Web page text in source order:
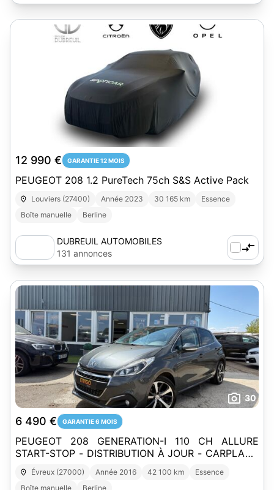
12 990 € GARANTIE 12 MOIS
PEUGEOT 208 1.2 PureTech 75ch S&S Active Pack
Louviers (27400) Année 2023 30 165 km
Essence
Boîte manuelle
Berline
DUBREUIL AUTOMOBILES
131 annonces
30
6 490 € GARANTIE 6 MOIS
PEUGEOT 208 GENERATION-I 110 CH ALLURE
START-STOP - DISTRIBUTION À JOUR - CARPLAY -
GPS - RADAR DE RECUL
Évreux (27000) Année 2016 42 100 km
Essence
Boîte manuelle
Berline